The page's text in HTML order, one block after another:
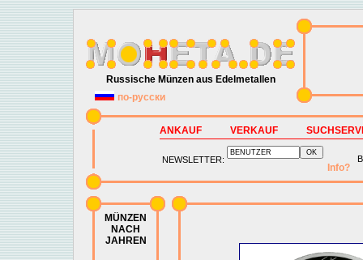
Russische Münzen aus Edelmetallen
по-русски
ANKAUF VERKAUF
NEWSLETTER:
Info?
MÜNZEN
NACH
JAHREN